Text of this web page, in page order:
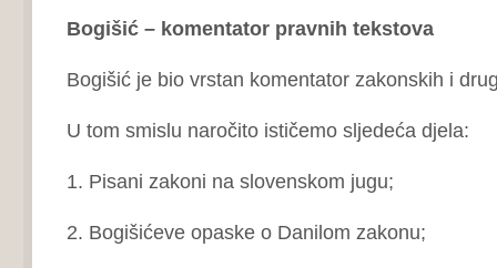
Bogišić – komentator pravnih tekstova
Bogišić je bio vrstan komentator zakonskih i
U tom smislu naročito ističemo sljedeća djela:
1. Pisani zakoni na slovenskom jugu;
2. Bogišićeve opaske o Danilom zakonu;